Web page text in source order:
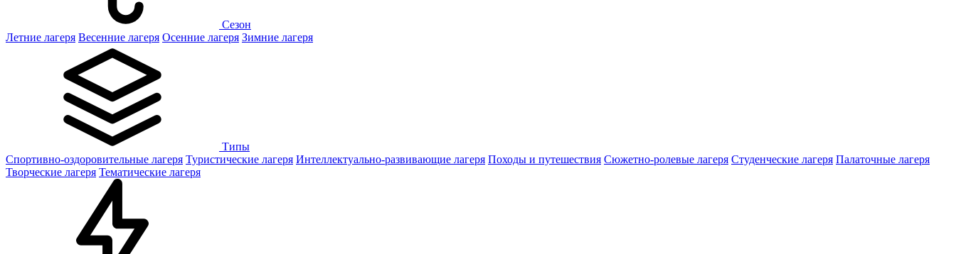
Сезон
Летние лагеря Весенние лагеря Осенние лагеря Зимние лагеря
Типы
Спортивно-оздоровительные лагеря Туристические лагеря Интеллектуально-развивающие лагеря Походы и путешествия Сюжетно-ролевые лагеря Студенческие лагеря Палаточные лагеря
Творческие лагеря Тематические лагеря